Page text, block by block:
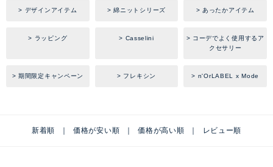
デザインアイテム 綿ニットシリーズ あったかアイテム
ラッピング Casselini
コーデでよく使用するア
クセサリー
期間限定キャンペーン フレキシン n'OrLABEL x Mode
新着順 価格が安い順 価格が高い順 レビュー順